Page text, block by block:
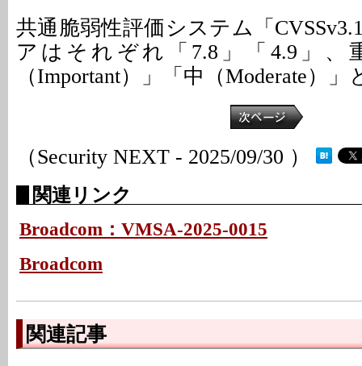
共通脆弱性評価システム「
アはそれぞれ「7.8」「4.9」、
（Important）」「中（Moderate）」
（Security NEXT - 2025/09/30 ）
関連リンク
Broadcom：VMSA-2025-0015
Broadcom
関連記事